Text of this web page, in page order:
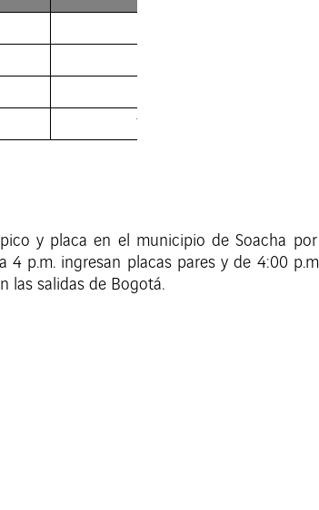
1:00 a.m. del martes 15
y placa en el municipio de Soacha
p.m. ingresan placas pares y de 4:00
las salidas de Bogotá.